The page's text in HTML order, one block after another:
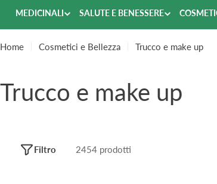
MEDICINALI SALUTE E BENESSERE
Home Cosmetici e Bellezza Trucco e make up
C
Trucco e make up
2454 prodotti
Filtro